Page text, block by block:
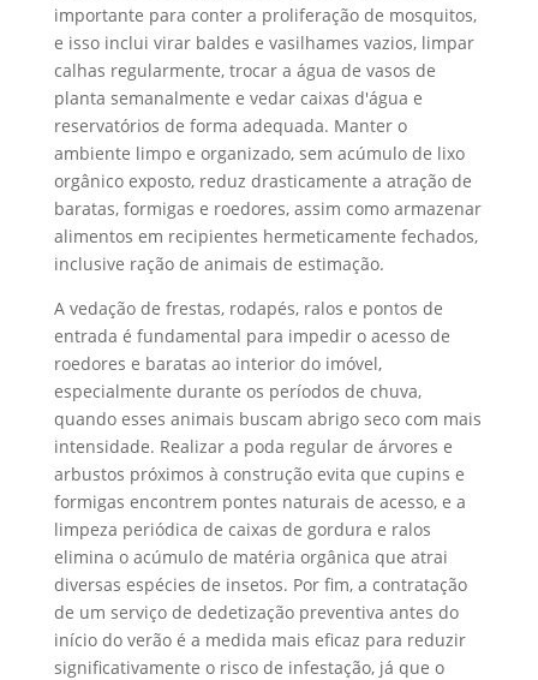
importante para conter a proliferação de mosquitos,
e isso inclui virar baldes e vasilhames vazios, limpar
calhas regularmente, trocar a água de vasos de
planta semanalmente e vedar caixas d'água e
reservatórios de forma adequada. Manter o
ambiente limpo e organizado, sem acúmulo de lixo
orgânico exposto, reduz drasticamente a atração de
baratas, formigas e roedores, assim como armazenar
alimentos em recipientes hermeticamente fechados,
inclusive ração de animais de estimação.
A vedação de frestas, rodapés, ralos e pontos de
entrada é fundamental para impedir o acesso de
roedores e baratas ao interior do imóvel,
especialmente durante os períodos de chuva,
quando esses animais buscam abrigo seco com mais
intensidade. Realizar a poda regular de árvores e
arbustos próximos à construção evita que cupins e
formigas encontrem pontes naturais de acesso, e a
limpeza periódica de caixas de gordura e ralos
elimina o acúmulo de matéria orgânica que atrai
diversas espécies de insetos. Por fim, a contratação
de um serviço de dedetização preventiva antes do
início do verão é a medida mais eficaz para reduzir
significativamente o risco de infestação, já que o